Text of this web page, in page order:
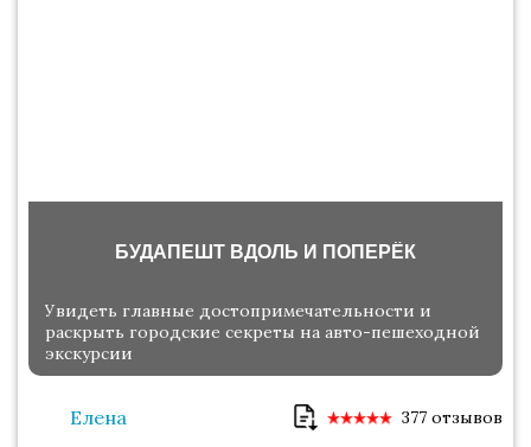
БУДАПЕШТ ВДОЛЬ И ПОПЕРЁК
Увидеть главные достопримечательности и
раскрыть городские секреты на авто-пешеходной
экскурсии
Елена 377 отзывов